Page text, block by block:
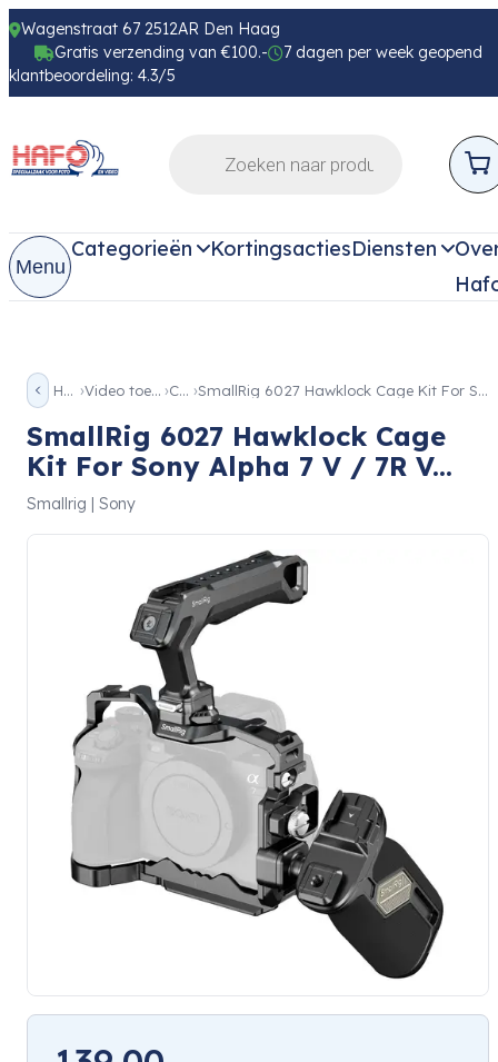
Wagenstraat 67 2512AR Den Haag
Gratis verzending van €100.-
7 dagen per week geopend
klantbeoordeling: 4.3/5
Menu
Categorieën KortingsactiesDiensten
Home Video toebehoren Cage SmallRig 6027 Hawklock Cage Kit For Sony Alpha 7 V / 7R V…
SmallRig 6027 Hawklock Cage
Kit For Sony Alpha 7 V / 7R V...
Smallrig | Sony